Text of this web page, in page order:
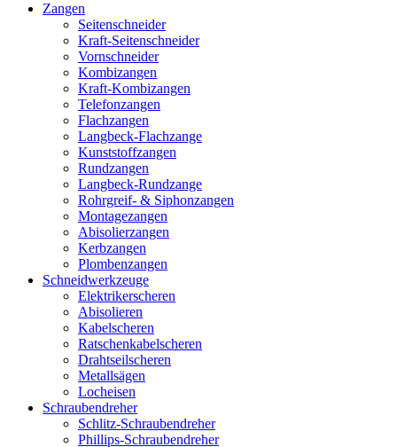
Zangen
Seitenschneider
Kraft-Seitenschneider
Vornschneider
Kombizangen
Kraft-Kombizangen
Telefonzangen
Flachzangen
Langbeck-Flachzange
Kunststoffzangen
Rundzangen
Langbeck-Rundzange
Rohrgreif- & Siphonzangen
Montagezangen
Abisolierzangen
Kerbzangen
Plombenzangen
Schneidwerkzeuge
Elektrikerscheren
Abisolieren
Kabelscheren
Ratschenkabelscheren
Drahtseilscheren
Metallsägen
Locheisen
Schraubendreher
Schlitz-Schraubendreher
Phillips-Schraubendreher